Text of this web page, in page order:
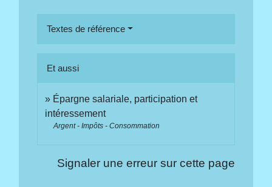
Textes de référence
Et aussi
Épargne salariale, participation et
intéressement
Argent - Impôts - Consommation
Signaler une erreur sur cette page